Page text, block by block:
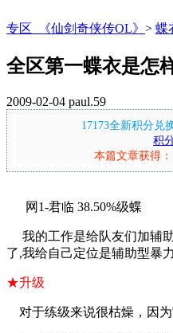
专区_《仙剑奇侠传OL》 > 蝶
全区第一蝶衣是怎
2009-02-04 paul.59
17173全新积分兑
积
本篇文章获得
网1-君临 38.50%级蝶
我的工作是给队友们加辅
了,我给自己定位是辅助型暴
★升级
对于练级来说很枯燥，因